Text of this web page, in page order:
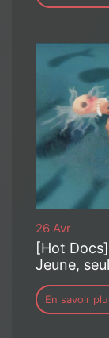
26 Avr
[Hot
Jeune,
En savoir